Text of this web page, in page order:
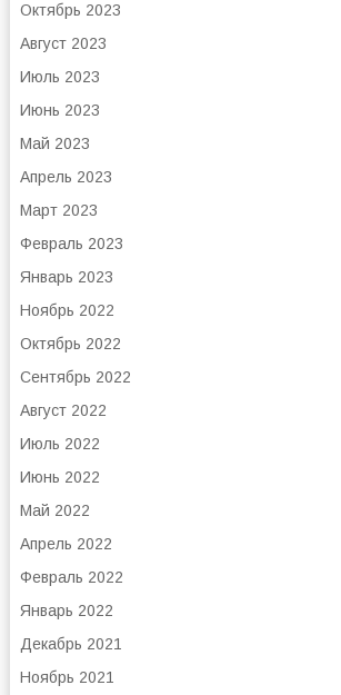
Октябрь 2023
Август 2023
Июль 2023
Июнь 2023
Май 2023
Апрель 2023
Март 2023
Февраль 2023
Январь 2023
Ноябрь 2022
Октябрь 2022
Сентябрь 2022
Август 2022
Июль 2022
Июнь 2022
Май 2022
Апрель 2022
Февраль 2022
Январь 2022
Декабрь 2021
Ноябрь 2021